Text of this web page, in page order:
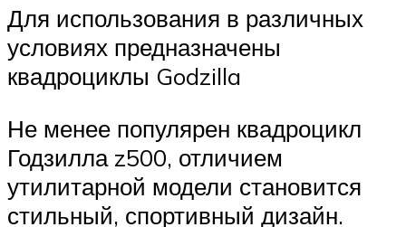
Для использования в различных
условиях предназначены
квадроциклы Godzilla
Не менее популярен квадроцикл
Годзилла z500, отличием
утилитарной модели становится
стильный, спортивный дизайн.